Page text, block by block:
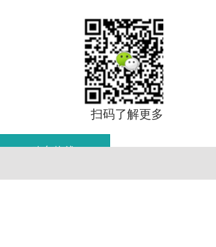
扫码了解更多